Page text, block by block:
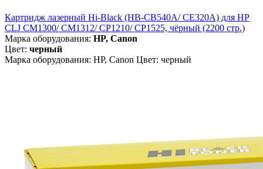
Картридж лазерный Hi-Black (HB-CB540A/ CE320A) для HP
CLJ CM1300/ CM1312/ CP1210/ CP1525, чёрный (2200 стр.)
Марка оборудования: HP, Canon
Цвет: черный
Марка оборудования: HP, Canon Цвет: черный